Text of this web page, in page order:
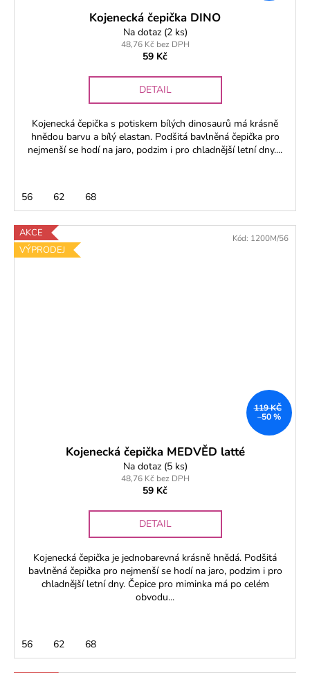
Kojenecká čepička DINO
Na dotaz (2 ks)
48,76 Kč bez DPH
59 Kč
DETAIL
Kojenecká čepička s potiskem bílých dinosaurů má krásně
hnědou barvu a bílý elastan. Podšitá bavlněná čepička pro
nejmenší se hodí na jaro, podzim i pro chladnější letní dny....
56 62 68
AKCE
VÝPRODEJ
119 KČ
–50 %
Kojenecká čepička MEDVĚD latté
Na dotaz (5 ks)
48,76 Kč bez DPH
59 Kč
DETAIL
Kojenecká čepička je jednobarevná krásně hnědá. Podšitá
bavlněná čepička pro nejmenší se hodí na jaro, podzim i pro
chladnější letní dny. Čepice pro miminka má po celém
obvodu...
56 62 68
Kód: 1200M/56